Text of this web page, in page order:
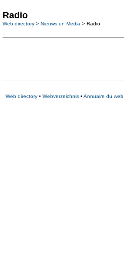
Radio
Web directory > Nieuws en Media > Radio
Web directory • Webverzeichnis • Annuaire du web